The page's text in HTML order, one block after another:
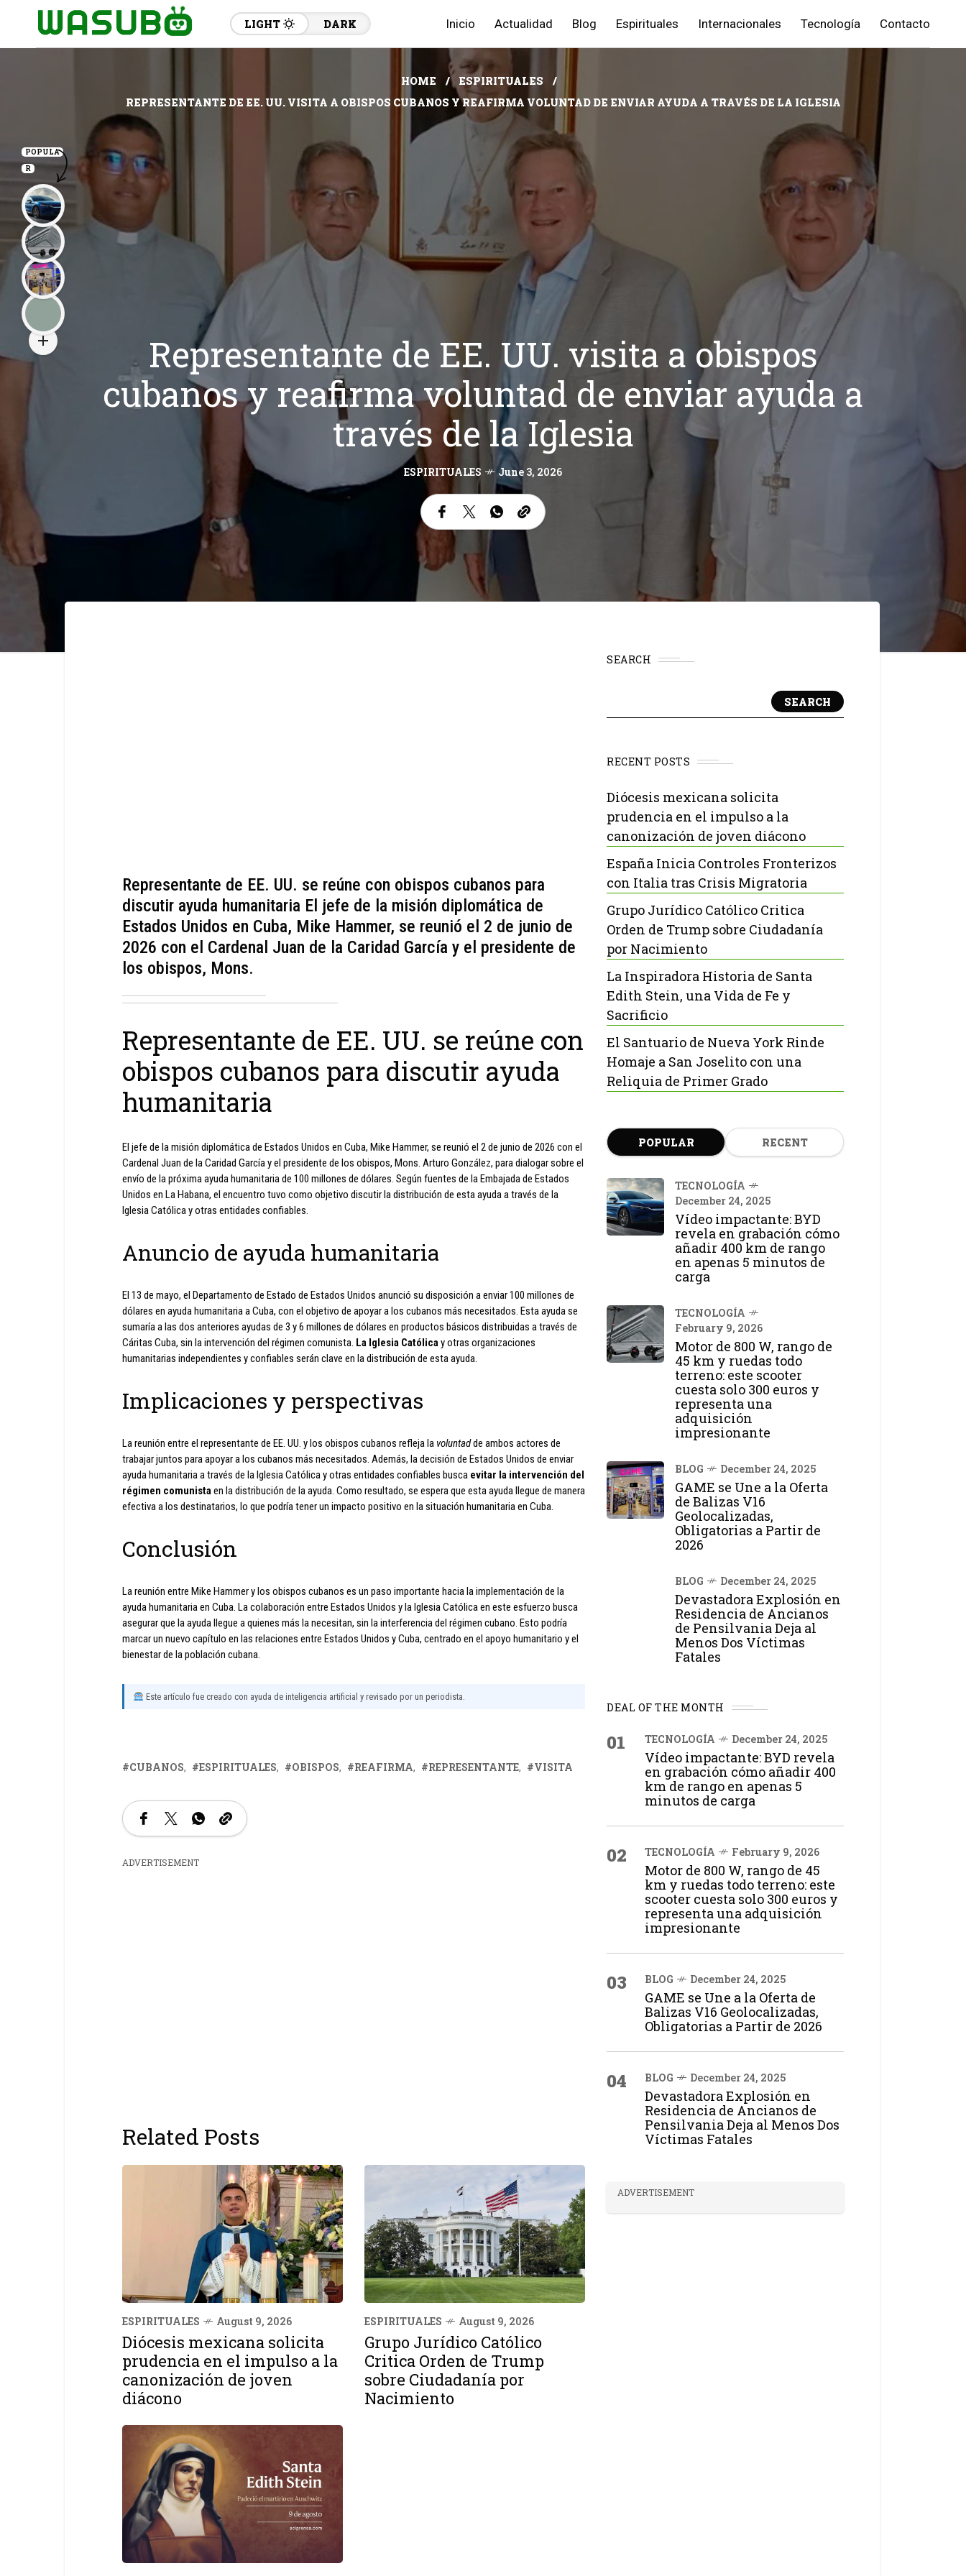
LIGHT DARK Inicio Actualidad Blog Espirituales Internacionales Tecnología Contacto
HOME
ESPIRITUALES
REPRESENTANTE DE EE. UU. VISITA A OBISPOS CUBANOS Y REAFIRMA VOLUNTAD DE ENVIAR AYUDA A TRAVÉS DE LA IGLESIA
Representante de EE. UU. visita a obispos
cubanos y reafirma voluntad de enviar ayuda a
través de la Iglesia
ESPIRITUALES June 3, 2026
Representante de EE. UU. se reúne con obispos cubanos para
discutir ayuda humanitaria El jefe de la misión diplomática de
Estados Unidos en Cuba, Mike Hammer, se reunió el 2 de junio de
2026 con el Cardenal Juan de la Caridad García y el presidente de
los obispos, Mons.
Representante de EE. UU. se reúne con
obispos cubanos para discutir ayuda
humanitaria
El jefe de la misión diplomática de Estados Unidos en Cuba, Mike Hammer, se reunió el 2 de junio de 2026 con el
Cardenal Juan de la Caridad García y el presidente de los obispos, Mons. Arturo González, para dialogar sobre el
envío de la próxima ayuda humanitaria de 100 millones de dólares. Según fuentes de la Embajada de Estados
Unidos en La Habana, el encuentro tuvo como objetivo discutir la distribución de esta ayuda a través de la
Iglesia Católica y otras entidades confiables.
Anuncio de ayuda humanitaria
El 13 de mayo, el Departamento de Estado de Estados Unidos anunció su disposición a enviar 100 millones de
dólares en ayuda humanitaria a Cuba, con el objetivo de apoyar a los cubanos más necesitados. Esta ayuda se
sumaría a las dos anteriores ayudas de 3 y 6 millones de dólares en productos básicos distribuidas a través de
Cáritas Cuba, sin la intervención del régimen comunista. La Iglesia Católicay otras organizaciones
humanitarias independientes y confiables serán clave en la distribución de esta ayuda.
Implicaciones y perspectivas
La reunión entre el representante de EE. UU. y los obispos cubanos refleja la voluntadde ambos actores de
trabajar juntos para apoyar a los cubanos más necesitados. Además, la decisión de Estados Unidos de enviar
ayuda humanitaria a través de la Iglesia Católica y otras entidades confiables busca evitar la intervención del
régimen comunistaen la distribución de la ayuda. Como resultado, se espera que esta ayuda llegue de manera
efectiva a los destinatarios, lo que podría tener un impacto positivo en la situación humanitaria en Cuba.
Conclusión
La reunión entre Mike Hammer y los obispos cubanos es un paso importante hacia la implementación de la
ayuda humanitaria en Cuba. La colaboración entre Estados Unidos y la Iglesia Católica en este esfuerzo busca
asegurar que la ayuda llegue a quienes más la necesitan, sin la interferencia del régimen cubano. Esto podría
marcar un nuevo capítulo en las relaciones entre Estados Unidos y Cuba, centrado en el apoyo humanitario y el
bienestar de la población cubana.
Este artículo fue creado con ayuda de inteligencia artificial y revisado por un periodista.
CUBANOS ESPIRITUALES OBISPOS REAFIRMA REPRESENTANTE VISITA
ADVERTISEMENT
Related Posts
ESPIRITUALES August 9, 2026
Diócesis mexicana solicita
prudencia en el impulso a la
canonización de joven
diácono
ESPIRITUALES August 9, 2026
Grupo Jurídico Católico
Critica Orden de Trump
sobre Ciudadanía por
Nacimiento
SEARCH
SEARCH
RECENT POSTS
Diócesis mexicana solicita
prudencia en el impulso a la
canonización de joven diácono
España Inicia Controles Fronterizos
con Italia tras Crisis Migratoria
Grupo Jurídico Católico Critica
Orden de Trump sobre Ciudadanía
por Nacimiento
La Inspiradora Historia de Santa
Edith Stein, una Vida de Fe y
Sacrificio
El Santuario de Nueva York Rinde
Homaje a San Joselito con una
Reliquia de Primer Grado
POPULAR RECENT
TECNOLOGÍA
December 24, 2025
Vídeo impactante: BYD
revela en grabación cómo
añadir 400 km de rango
en apenas 5 minutos de
carga
TECNOLOGÍA
February 9, 2026
Motor de 800 W, rango de
45 km y ruedas todo
terreno: este scooter
cuesta solo 300 euros y
representa una
adquisición
impresionante
BLOG December 24, 2025
GAME se Une a la Oferta
de Balizas V16
Geolocalizadas,
Obligatorias a Partir de
2026
BLOG December 24, 2025
Devastadora Explosión en
Residencia de Ancianos
de Pensilvania Deja al
Menos Dos Víctimas
Fatales
DEAL OF THE MONTH
01 TECNOLOGÍA December 24, 2025
Vídeo impactante: BYD revela
en grabación cómo añadir 400
km de rango en apenas 5
minutos de carga
02 TECNOLOGÍA February 9, 2026
Motor de 800 W, rango de 45
km y ruedas todo terreno: este
scooter cuesta solo 300 euros y
representa una adquisición
impresionante
03 BLOG December 24, 2025
GAME se Une a la Oferta de
Balizas V16 Geolocalizadas,
Obligatorias a Partir de 2026
04 BLOG December 24, 2025
Devastadora Explosión en
Residencia de Ancianos de
Pensilvania Deja al Menos Dos
Víctimas Fatales
ADVERTISEMENT
POPULA
R